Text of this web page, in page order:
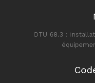
DTU 68.3 :